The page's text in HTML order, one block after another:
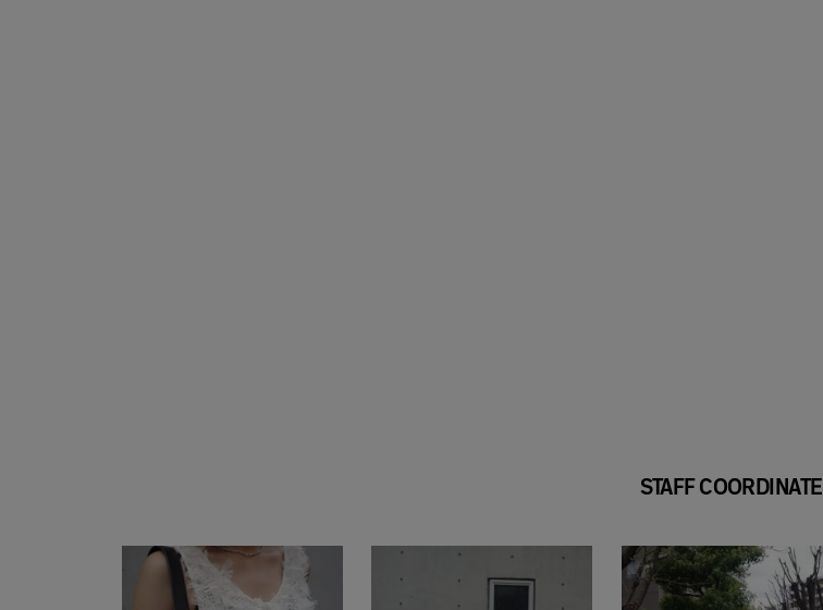
STAFF COORDINATE